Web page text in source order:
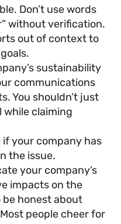
Don’t use words
without verification.
out of context to
sustainability
communications
You shouldn’t just
while claiming
if your company has
the issue.
your company’s
impacts on the
honest about
people cheer for